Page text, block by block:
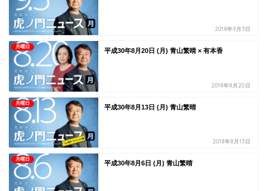
2018年9月3日
月曜日
平成30年8月20日 (月) 青山繁晴 × 有本香
2018年8月20日
月曜日
平成30年8月13日 (月) 青山繁晴
2018年8月13日
月曜日
平成30年8月6日 (月) 青山繁晴